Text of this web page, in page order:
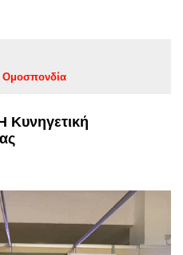
Ομοσπονδία
Κυνηγετική